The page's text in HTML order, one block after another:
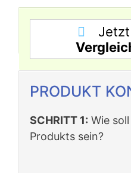
PRODUKT
SCHRITT 1: Wie
Produkts sein?